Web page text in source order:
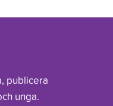
publicera
unga.